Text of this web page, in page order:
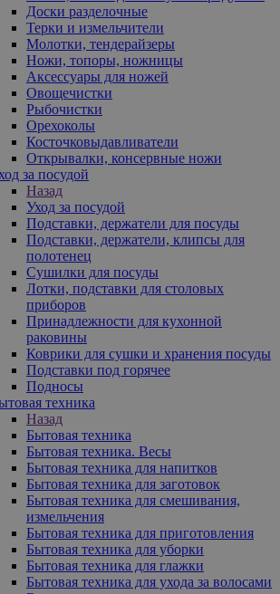
Доски разделочные
Терки и измельчители
Молотки, тендерайзеры
Ножи, топоры, ножницы
Аксессуары для ножей
Овощечистки
Рыбочистки
Орехоколы
Косточковыдавливатели
Открывалки, консервные ножи
за посудой
Назад
Уход за посудой
Подставки, держатели для посуды
Подставки, держатели, клипсы для
полотенец
Сушилки для посуды
Лотки, подставки для столовых
приборов
Принадлежности для кухонной
раковины
Коврики для сушки и хранения посуды
Подставки под горячее
Подносы
техника
Назад
Бытовая техника
Бытовая техника. Весы
Бытовая техника для напитков
Бытовая техника для заготовок
Бытовая техника для смешивания,
измельчения
Бытовая техника для приготовления
Бытовая техника для уборки
Бытовая техника для глажки
Бытовая техника для ухода за волосами